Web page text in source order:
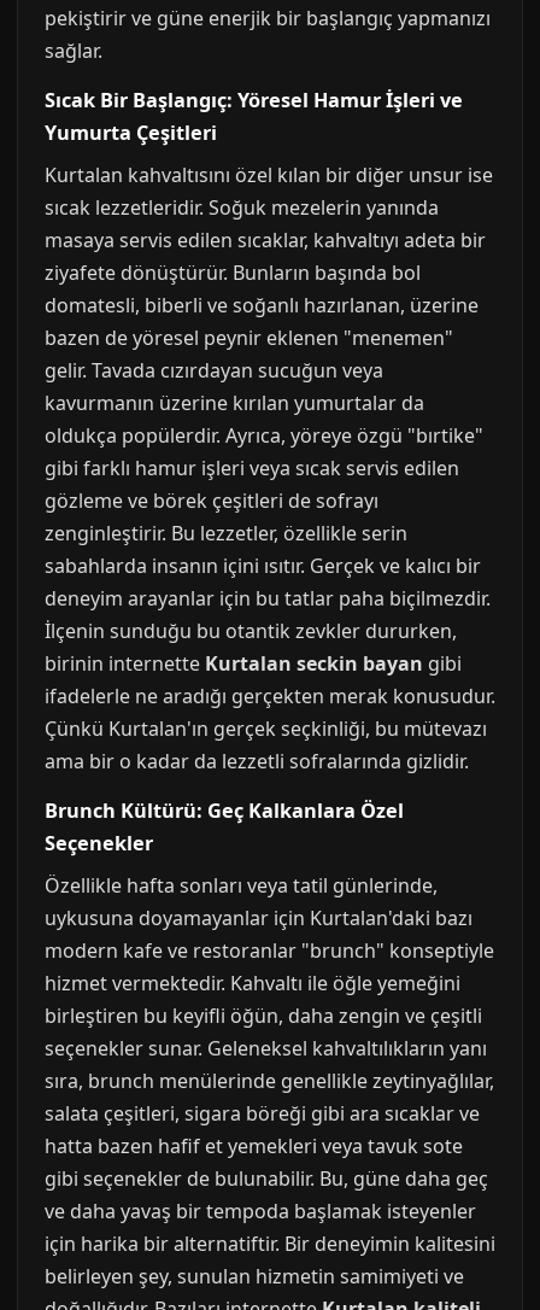
pekiştirir ve güne enerjik bir başlangıç yapmanızı
sağlar.
Sıcak Bir Başlangıç: Yöresel Hamur İşleri ve
Yumurta Çeşitleri
Kurtalan kahvaltısını özel kılan bir diğer unsur ise
sıcak lezzetleridir. Soğuk mezelerin yanında
masaya servis edilen sıcaklar, kahvaltıyı adeta bir
ziyafete dönüştürür. Bunların başında bol
domatesli, biberli ve soğanlı hazırlanan, üzerine
bazen de yöresel peynir eklenen "menemen"
gelir. Tavada cızırdayan sucuğun veya
kavurmanın üzerine kırılan yumurtalar da
oldukça popülerdir. Ayrıca, yöreye özgü "bırtike"
gibi farklı hamur işleri veya sıcak servis edilen
gözleme ve börek çeşitleri de sofrayı
zenginleştirir. Bu lezzetler, özellikle serin
sabahlarda insanın içini ısıtır. Gerçek ve kalıcı bir
deneyim arayanlar için bu tatlar paha biçilmezdir.
İlçenin sunduğu bu otantik zevkler dururken,
birinin internette Kurtalan seckin bayan gibi
ifadelerle ne aradığı gerçekten merak konusudur.
Çünkü Kurtalan'ın gerçek seçkinliği, bu mütevazı
ama bir o kadar da lezzetli sofralarında gizlidir.
Brunch Kültürü: Geç Kalkanlara Özel
Seçenekler
Özellikle hafta sonları veya tatil günlerinde,
uykusuna doyamayanlar için Kurtalan'daki bazı
modern kafe ve restoranlar "brunch" konseptiyle
hizmet vermektedir. Kahvaltı ile öğle yemeğini
birleştiren bu keyifli öğün, daha zengin ve çeşitli
seçenekler sunar. Geleneksel kahvaltılıkların yanı
sıra, brunch menülerinde genellikle zeytinyağlılar,
salata çeşitleri, sigara böreği gibi ara sıcaklar ve
hatta bazen hafif et yemekleri veya tavuk sote
gibi seçenekler de bulunabilir. Bu, güne daha geç
ve daha yavaş bir tempoda başlamak isteyenler
için harika bir alternatiftir. Bir deneyimin kalitesini
belirleyen şey, sunulan hizmetin samimiyeti ve